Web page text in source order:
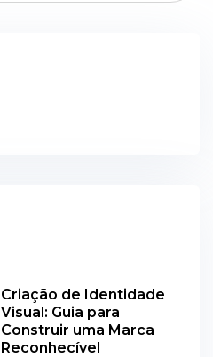
Criação de Identidade
Visual: Guia para
Construir uma Marca
Reconhecível